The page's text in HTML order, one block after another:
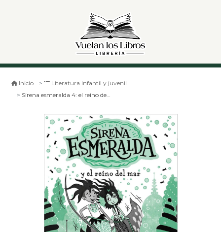
Inicio
Literatura infantil y juvenil
Sirena esmeralda 4: el reino del mar